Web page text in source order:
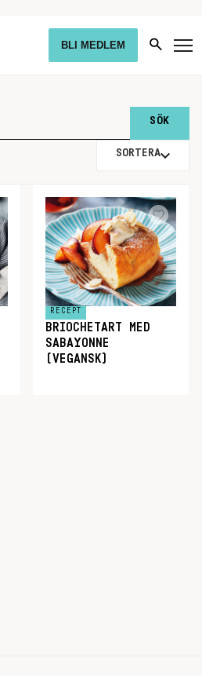
BLI MEDLEM
SORTERA
RECEPT
BRIOCHETART MED
SABAYONNE
(VEGANSK)